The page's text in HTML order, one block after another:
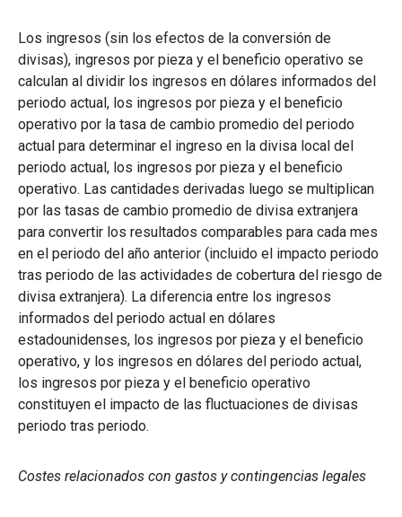
Los ingresos (sin los efectos de la conversión de
divisas), ingresos por pieza y el beneficio operativo se
calculan al dividir los ingresos en dólares informados del
periodo actual, los ingresos por pieza y el beneficio
operativo por la tasa de cambio promedio del periodo
actual para determinar el ingreso en la divisa local del
periodo actual, los ingresos por pieza y el beneficio
operativo. Las cantidades derivadas luego se multiplican
por las tasas de cambio promedio de divisa extranjera
para convertir los resultados comparables para cada mes
en el periodo del año anterior (incluido el impacto periodo
tras periodo de las actividades de cobertura del riesgo de
divisa extranjera). La diferencia entre los ingresos
informados del periodo actual en dólares
estadounidenses, los ingresos por pieza y el beneficio
operativo, y los ingresos en dólares del periodo actual,
los ingresos por pieza y el beneficio operativo
constituyen el impacto de las fluctuaciones de divisas
periodo tras periodo.
Costes relacionados con gastos y contingencias legales